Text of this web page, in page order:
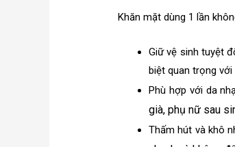
Khăn mặt dùng 1 lần
Giữ vệ sinh tuyệt
biệt quan trọng
Phù hợp với da
già, phụ nữ sau
Thấm hút và khô